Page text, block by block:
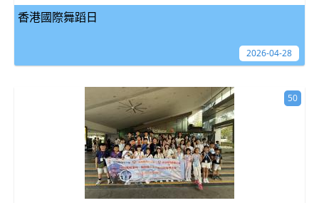
香港國際舞蹈日
2026-04-28
50